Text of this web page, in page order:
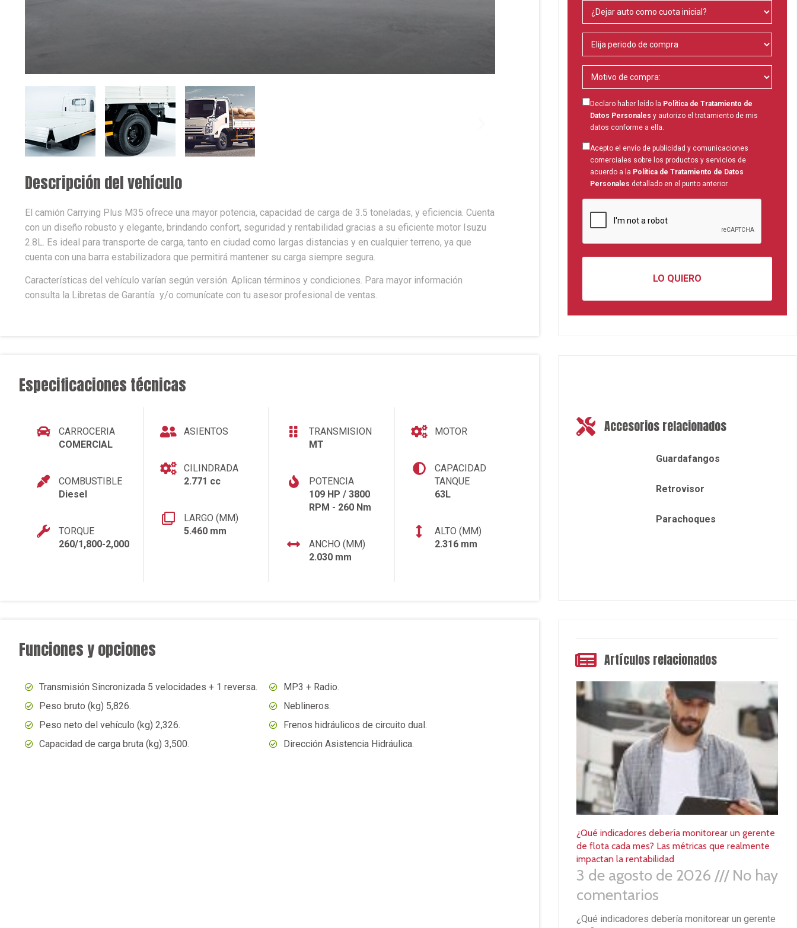
Descripción del vehículo
El camión Carrying Plus M35 ofrece una mayor potencia, capacidad de carga de 3.5 toneladas, y eficiencia. Cuenta
con un diseño robusto y elegante, brindando confort, seguridad y rentabilidad gracias a su eficiente motor Isuzu
2.8L. Es ideal para transporte de carga, tanto en ciudad como largas distancias y en cualquier terreno, ya que
cuenta con una barra estabilizadora que permitirá mantener su carga siempre segura.
Características del vehículo varían según versión. Aplican términos y condiciones. Para mayor información
consulta la Libretas de Garantía y/o comunícate con tu asesor profesional de ventas.
Declaro haber leído la Política de Tratamiento de
Datos Personales y autorizo el tratamiento de mis
datos conforme a ella.
Acepto el envío de publicidad y comunicaciones
comerciales sobre los productos y servicios de
acuerdo a la Política de Tratamiento de Datos
Personales detallado en el punto anterior.
Especificaciones técnicas
CARROCERIA
COMERCIAL
COMBUSTIBLE
Diesel
TORQUE
260/1,800-2,000
ASIENTOS
CILINDRADA
2.771 cc
LARGO (MM)
5.460 mm
TRANSMISION
MT
POTENCIA
109 HP / 3800
RPM - 260 Nm
ANCHO (MM)
2.030 mm
MOTOR
CAPACIDAD
TANQUE
63L
ALTO (MM)
2.316 mm
Accesorios relacionados
Guardafangos
Retrovisor
Parachoques
Funciones y opciones
Transmisión Sincronizada 5 velocidades + 1 reversa.
Peso bruto (kg) 5,826.
Peso neto del vehículo (kg) 2,326.
Capacidad de carga bruta (kg) 3,500.
MP3 + Radio.
Neblineros.
Frenos hidráulicos de circuito dual.
Dirección Asistencia Hidráulica.
Artículos relacionados
¿Qué indicadores debería monitorear un gerente
de flota cada mes? Las métricas que realmente
impactan la rentabilidad
3 de agosto de 2026
No hay
comentarios
¿Qué indicadores debería monitorear un gerente